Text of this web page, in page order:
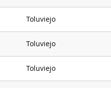
Toluviejo
Toluviejo
Toluviejo